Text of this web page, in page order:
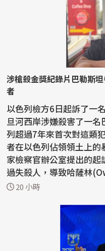
涉槍殺金獎紀錄片巴勒斯
者
以色列檢方6日起訴了一
旦河西岸涉嫌殺害了一
列超過7年來首次對這類
者在以色列佔領領土上的暴力事
家檢察官辦公室提出的
過失殺人，導致哈薩林
林...20 小時